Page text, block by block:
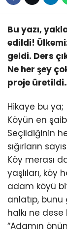
Bu yazı,
edildi!
geldi. Ders
Ne her şey
proje
Hikaye bu ya;
Köyün en
Seçildiğinin
sığırların
Köy merası
yaşlıları, köy
adam köyü
anlatıp, bunu
halkı ne
“Adamın